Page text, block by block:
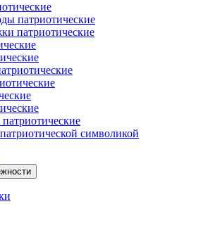
патриотические
патриотические
символикой